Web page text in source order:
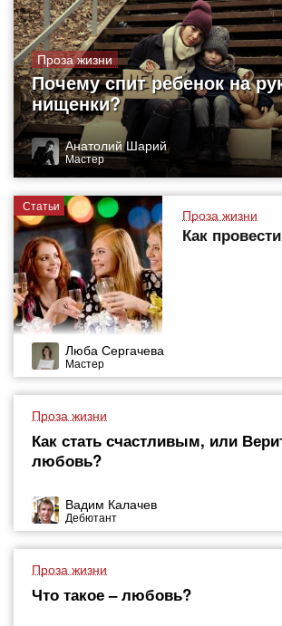
Проза жизни
Почему спит ребенок на
нищенки?
Анатолий Шарий
Мастер
Статьи
Проза жизни
Как
Люба Сергачева
Мастер
Проза жизни
Как стать счастливым, или
любовь?
Вадим Калачев
Дебютант
Проза жизни
Что такое – любовь?